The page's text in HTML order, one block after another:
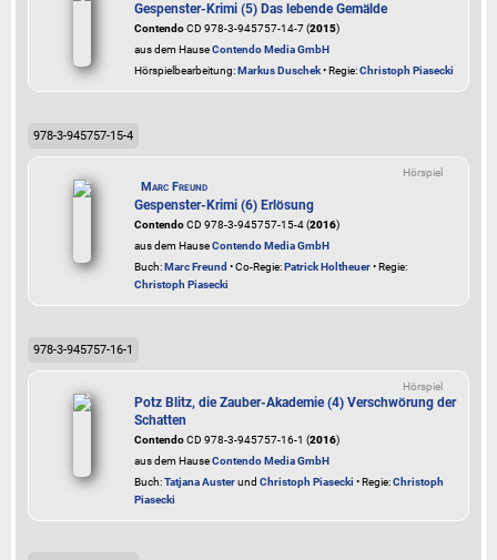
Gespenster-Krimi (5) Das lebende Gemälde
ContendoCD 978-3-945757-14-7 (2015)
aus dem HauseContendo Media GmbH
Hörspielbearbeitung:Markus Duschek• Regie:Christoph Piasecki
978-3-945757-15-4
Hörspiel
Marc Freund
Gespenster-Krimi (6) Erlösung
ContendoCD 978-3-945757-15-4 (2016)
aus dem HauseContendo Media GmbH
Buch:Marc Freund • Co-Regie:Patrick Holtheuer• Regie:
Christoph Piasecki
978-3-945757-16-1
Hörspiel
Potz Blitz, die Zauber-Akademie (4) Verschwörung der
Schatten
ContendoCD 978-3-945757-16-1 (2016)
aus dem HauseContendo Media GmbH
Buch:Tatjana Austerund Christoph Piasecki • Regie:Christoph
Piasecki